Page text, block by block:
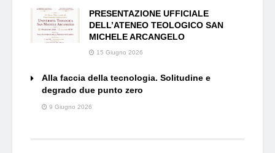
PRESENTAZIONE UFFICIALE
DELL’ATENEO TEOLOGICO SAN
MICHELE ARCANGELO
15 Giugno 2026
Alla faccia della tecnologia. Solitudine e
degrado due punto zero
9 Giugno 2026